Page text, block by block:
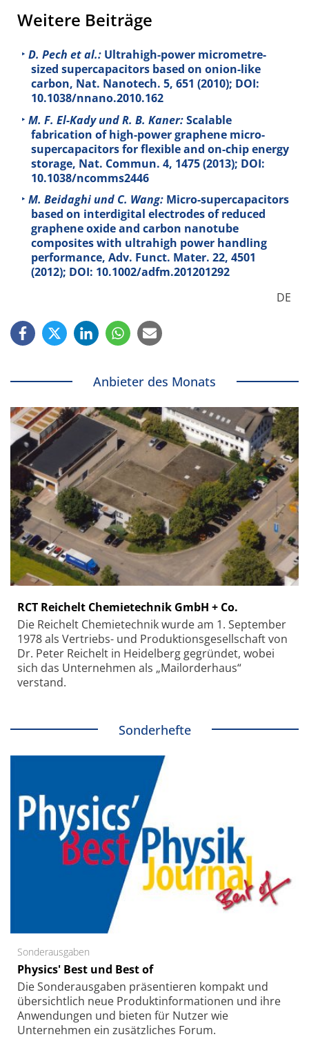
Weitere Beiträge
D. Pech et al.: Ultrahigh-power micrometre-
sized supercapacitors based on onion-like
carbon, Nat. Nanotech. 5, 651 (2010); DOI:
10.1038/nnano.2010.162
M. F. El-Kady und R. B. Kaner:Scalable
fabrication of high-power graphene micro-
supercapacitors for flexible and on-chip energy
storage, Nat. Commun. 4, 1475 (2013); DOI:
10.1038/ncomms2446
M. Beidaghi und C. Wang: Micro-supercapacitors
based on interdigital electrodes of reduced
graphene oxide and carbon nanotube
composites with ultrahigh power handling
performance, Adv. Funct. Mater. 22, 4501
(2012); DOI: 10.1002/adfm.201201292
DE
Anbieter des Monats
RCT Reichelt Chemietechnik GmbH + Co.
Die Reichelt Chemietechnik wurde am 1. September
1978 als Vertriebs- und Produktionsgesellschaft von
Dr. Peter Reichelt in Heidelberg gegründet, wobei
sich das Unternehmen als „Mailorderhaus“
verstand.
Sonderhefte
Sonderausgaben
Physics' Best und Best of
Die Sonder­ausgaben präsentieren kompakt und
übersichtlich neue Produkt­informationen und ihre
Anwendungen und bieten für Nutzer wie
Unternehmen ein zusätzliches Forum.